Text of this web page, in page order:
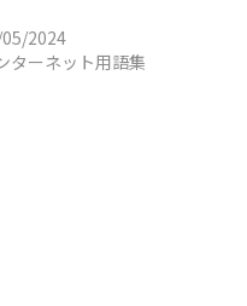
2024
ターネット用語集